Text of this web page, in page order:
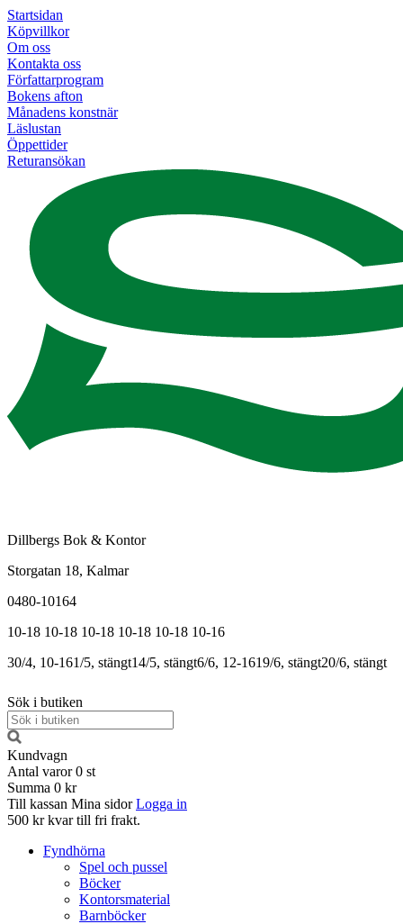
Startsidan
Köpvillkor
Om oss
Kontakta oss
Författarprogram
Bokens afton
Månadens konstnär
Läslustan
Öppettider
Returansökan
Dillbergs Bok & Kontor
Storgatan 18, Kalmar
0480-10164
10-18 10-18 10-18 10-18 10-18 10-16
30/4, 10-161/5, stängt14/5, stängt6/6, 12-1619/6, stängt20/6, stängt
Sök i butiken
Kundvagn
Antal varor 0 st
Summa 0 kr
Till kassan Mina sidor Logga in
500 kr kvar till fri frakt.
Fyndhörna
Spel och pussel
Böcker
Kontorsmaterial
Barnböcker